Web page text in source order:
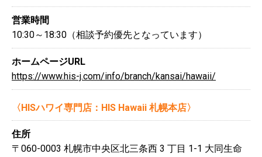
営業時間
10:30～18:30（相談予約優先となっています）
ホームページURL
https://www.his-j.com/info/branch/kansai/hawaii/
〈HISハワイ専門店：HIS Hawaii 札幌本店〉
住所
〒060-0003 札幌市中央区北三条西 3 丁目 1-1 大同生命